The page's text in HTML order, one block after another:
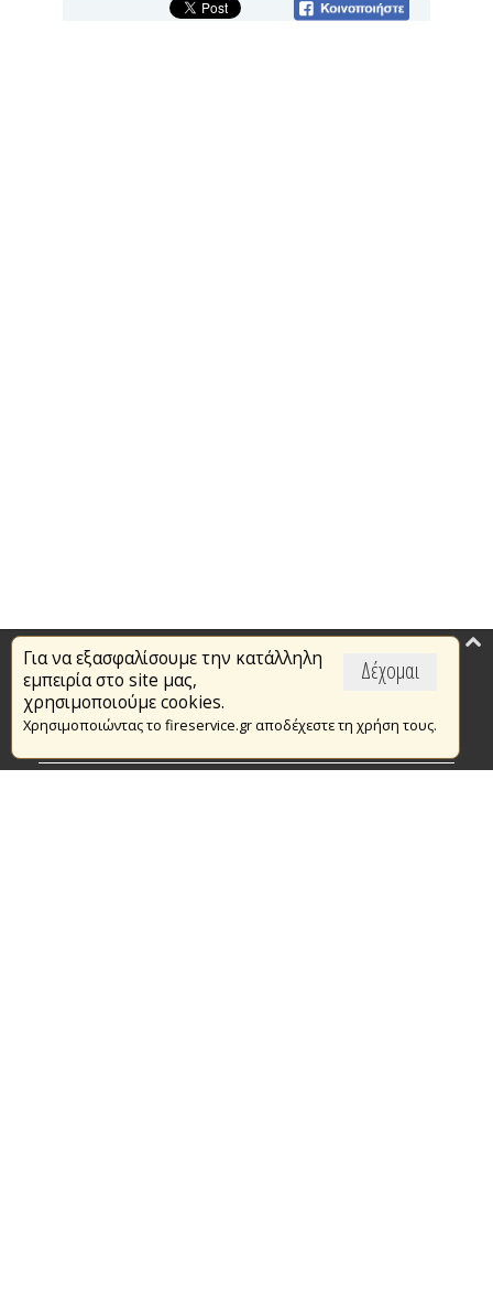
Δέχομαι
Για να εξασφαλίσουμε την κατάλληλη
εμπειρία στο site μας,
χρησιμοποιούμε cookies.
Χρησιμοποιώντας το fireservice.gr αποδέχεστε τη χρήση τους.
Επικαιρότητα
Το Πυροσβεστικό Σώμα